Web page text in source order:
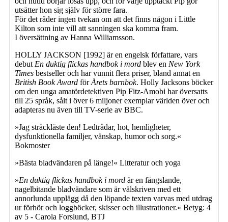
utsätter hon sig själv för större fara.
För det råder ingen tvekan om att det finns någon i Little
Kilton som inte vill att sanningen ska komma fram.
I översättning av Hanna Williamsson.
HOLLY JACKSON [1992] är en engelsk författare, vars
debut En duktig flickas handbok i mord blev en New York
Times bestseller och har vunnit flera priser, bland annat en
British Book Award förÅrets barnbok. Holly Jacksons böcker
om den unga amatördetektiven Pip Fitz-Amobi har översatts
till 25 språk, sålt i över 6 miljoner exemplar världen över och
adapteras nu även till TV-serie av BBC.
»Jag sträckläste den! Ledtrådar, hot, hemligheter,
dysfunktionella familjer, vänskap, humor och sorg.«
Bokmoster
»Bästa bladvändaren på länge!« Litteratur och yoga
»En duktig flickas handbok i mord är en fängslande,
nagelbitande bladvändare som är välskriven med ett
annorlunda upplägg då den löpande texten varvas med utdrag
ur förhör och loggböcker, skisser och illustrationer.« Betyg: 4
av 5 - Carola Forslund, BTJ